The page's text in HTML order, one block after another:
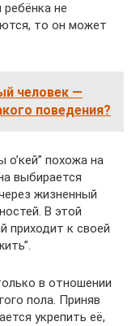
ребёнка не
то он может
человек —
поведения?
о’кей” похожа на
выбирается
жизненный
В этой
приходит к своей
в отношении
пола. Приняв
укрепить её,